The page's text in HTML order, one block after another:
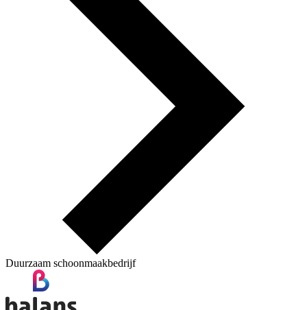
Duurzaam schoonmaakbedrijf